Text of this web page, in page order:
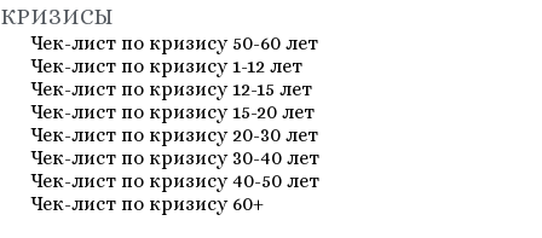
КРИЗИСЫ
Чек-лист по кризису 50-60 лет
Чек-лист по кризису 1-12 лет
Чек-лист по кризису 12-15 лет
Чек-лист по кризису 15-20 лет
Чек-лист по кризису 20-30 лет
Чек-лист по кризису 30-40 лет
Чек-лист по кризису 40-50 лет
Чек-лист по кризису 60+